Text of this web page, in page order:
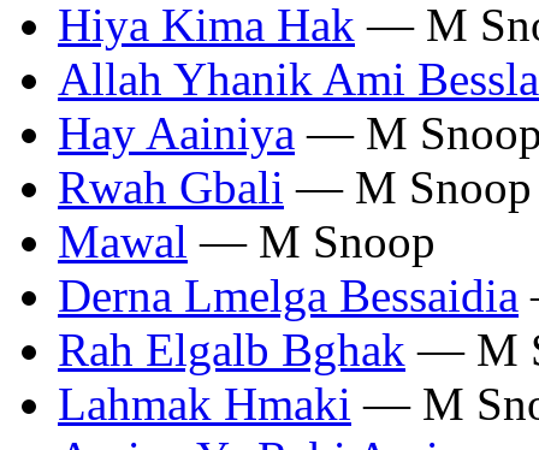
Hiya Kima Hak — M
Allah Yhanik Ami
Hay Aainiya — M
Rwah Gbali — M Snoop
Mawal — M Snoop
Derna Lmelga Bessaidia
Rah Elgalb Bghak — M
Lahmak Hmaki — M